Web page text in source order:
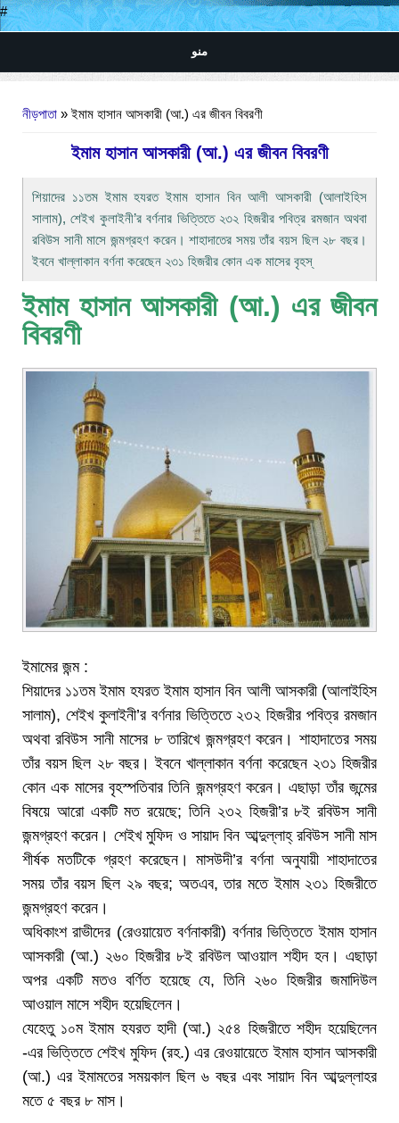
#
منو
নীড়পাতা » ইমাম হাসান আসকারী (আ.) এর জীবন বিবরণী
ইমাম হাসান আসকারী (আ.) এর জীবন বিবরণী
শিয়াদের ১১তম ইমাম হযরত ইমাম হাসান বিন আলী আসকারী (আলাইহিস
সালাম), শেইখ কুলাইনী’র বর্ণনার ভিত্তিতে ২৩২ হিজরীর পবিত্র রমজান অথবা
রবিউস সানী মাসে জন্মগ্রহণ করেন। শাহাদাতের সময় তাঁর বয়স ছিল ২৮ বছর।
ইবনে খাল্লাকান বর্ণনা করেছেন ২৩১ হিজরীর কোন এক মাসের বৃহস্
ইমাম হাসান আসকারী (আ.) এর জীবন
বিবরণী
ইমামের জন্ম :
শিয়াদের ১১তম ইমাম হযরত ইমাম হাসান বিন আলী আসকারী (আলাইহিস
সালাম), শেইখ কুলাইনী’র বর্ণনার ভিত্তিতে ২৩২ হিজরীর পবিত্র রমজান
অথবা রবিউস সানী মাসের ৮ তারিখে জন্মগ্রহণ করেন। শাহাদাতের সময়
তাঁর বয়স ছিল ২৮ বছর। ইবনে খাল্লাকান বর্ণনা করেছেন ২৩১ হিজরীর
কোন এক মাসের বৃহস্পতিবার তিনি জন্মগ্রহণ করেন। এছাড়া তাঁর জন্মের
বিষয়ে আরো একটি মত রয়েছে; তিনি ২৩২ হিজরী’র ৮ই রবিউস সানী
জন্মগ্রহণ করেন। শেইখ মুফিদ ও সায়াদ বিন আব্দুল্লাহ্ রবিউস সানী মাস
শীর্ষক মতটিকে গ্রহণ করেছেন। মাসউদী’র বর্ণনা অনুযায়ী শাহাদাতের
সময় তাঁর বয়স ছিল ২৯ বছর; অতএব, তার মতে ইমাম ২৩১ হিজরীতে
জন্মগ্রহণ করেন।
অধিকাংশ রাভীদের (রেওয়ায়েত বর্ণনাকারী) বর্ণনার ভিত্তিতে ইমাম হাসান
আসকারী (আ.) ২৬০ হিজরীর ৮ই রবিউল আওয়াল শহীদ হন। এছাড়া
অপর একটি মতও বর্ণিত হয়েছে যে, তিনি ২৬০ হিজরীর জমাদিউল
আওয়াল মাসে শহীদ হয়েছিলেন।
যেহেতু ১০ম ইমাম হযরত হাদী (আ.) ২৫৪ হিজরীতে শহীদ হয়েছিলেন
-এর ভিত্তিতে শেইখ মুফিদ (রহ.) এর রেওয়ায়েতে ইমাম হাসান আসকারী
(আ.) এর ইমামতের সময়কাল ছিল ৬ বছর এবং সায়াদ বিন আব্দুল্লাহর
মতে ৫ বছর ৮ মাস।